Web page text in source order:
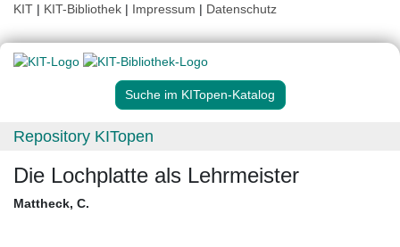
KIT | KIT-Bibliothek | Impressum | Datenschutz
Suche im KITopen-Katalog
Repository KITopen
Die Lochplatte als Lehrmeister
Mattheck, C.